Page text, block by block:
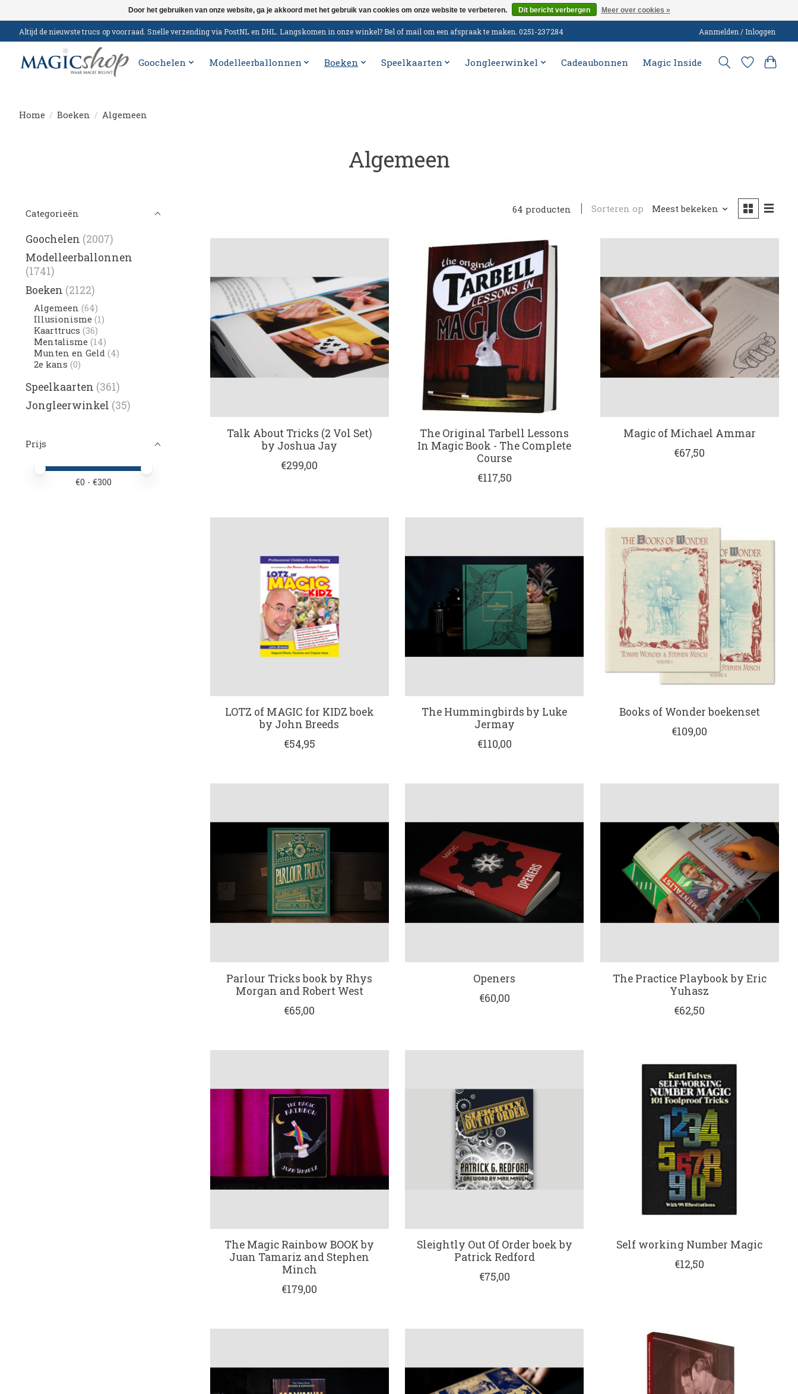
Altijd de nieuwste trucs op voorraad. Snelle verzending via PostNL en DHL. Langskomen in onze winkel? Bel of mail om een afspraak te maken. 0251-237284 Aanmelden / Inloggen
Goochelen Modelleerballonnen Boeken Speelkaarten Jongleerwinkel Cadeaubonnen Magic Inside
Home / Boeken / Algemeen
Algemeen
Categorieën
Goochelen (2007)
Modelleerballonnen
(1741)
Boeken (2122)
Algemeen (64)
Illusionisme (1)
Kaarttrucs (36)
Mentalisme (14)
Munten en Geld (4)
2e kans (0)
Speelkaarten (361)
Jongleerwinkel (35)
Prijs
Minimale prijswaarde
Price maximum value
€0 - €300
64 producten Sorteren op Meest bekeken
Talk About Tricks (2 Vol Set)
by Joshua Jay
€299,00
The Original Tarbell Lessons
In Magic Book - The Complete
Course
€117,50
Magic of Michael Ammar
€67,50
LOTZ of MAGIC for KIDZ boek
by John Breeds
€54,95
The Hummingbirds by Luke
Jermay
€110,00
Books of Wonder boekenset
€109,00
Parlour Tricks book by Rhys
Morgan and Robert West
€65,00
Openers
€60,00
The Practice Playbook by Eric
Yuhasz
€62,50
The Magic Rainbow BOOK by
Juan Tamariz and Stephen
Minch
€179,00
Sleightly Out Of Order boek by
Patrick Redford
€75,00
Self working Number Magic
€12,50
Door het gebruiken van onze website, ga je akkoord met het gebruik van cookies om onze website te verbeteren. Dit bericht verbergen Meer over cookies »